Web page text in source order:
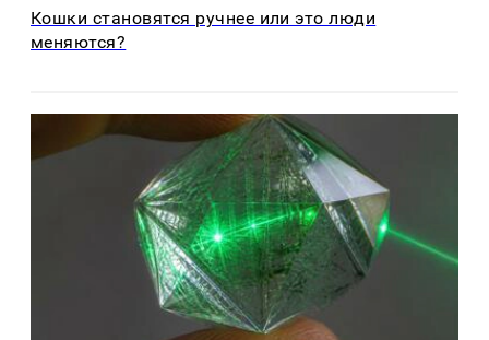
Кошки становятся ручнее или это люди
меняются?